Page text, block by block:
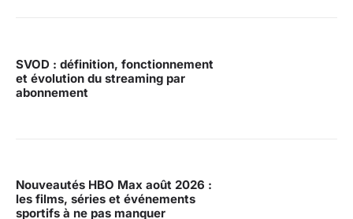
SVOD : définition, fonctionnement
et évolution du streaming par
abonnement
Nouveautés HBO Max août 2026 :
les films, séries et événements
sportifs à ne pas manquer